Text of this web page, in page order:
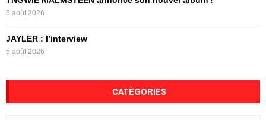
5 août 2026
JAYLER : l’interview
5 août 2026
CATÉGORIES